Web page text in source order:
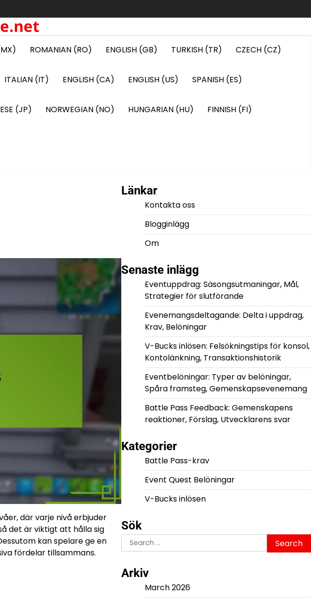
ROMANIAN (RO) ENGLISH (GB) TURKISH (TR) CZECH (CZ)
ITALIAN (IT) ENGLISH (CA) ENGLISH (US) SPANISH (ES)
(JP) NORWEGIAN (NO) HUNGARIAN (HU) FINNISH (FI)
där varje nivå erbjuder
det är viktigt att hålla sig
kan spelare ge en
fördelar tillsammans.
Länkar
Kontakta oss
Blogginlägg
Om
Senaste inlägg
Eventuppdrag: Säsongsutmaningar, Mål,
Strategier för slutförande
Evenemangsdeltagande: Delta i uppdrag,
Krav, Belöningar
V-Bucks inlösen: Felsökningstips för konsol,
Kontolänkning, Transaktionshistorik
Eventbelöningar: Typer av belöningar,
Spåra framsteg, Gemenskapsevenemang
Battle Pass Feedback: Gemenskapens
reaktioner, Förslag, Utvecklarens svar
Kategorier
Battle Pass-krav
Event Quest Belöningar
V-Bucks inlösen
Sök
Search
for:
Arkiv
March 2026